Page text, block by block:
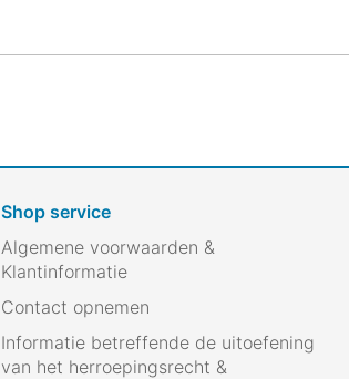
Shop service
Algemene voorwaarden &
Klantinformatie
Contact opnemen
Informatie betreffende de uitoefening
van het herroepingsrecht &